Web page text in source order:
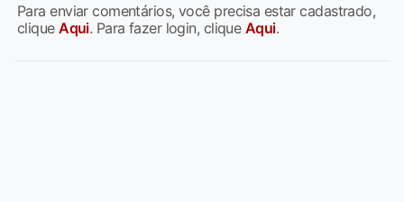
Para enviar comentários, você precisa estar cadastrado,
cliqueAqui. Para fazer login, clique Aqui.